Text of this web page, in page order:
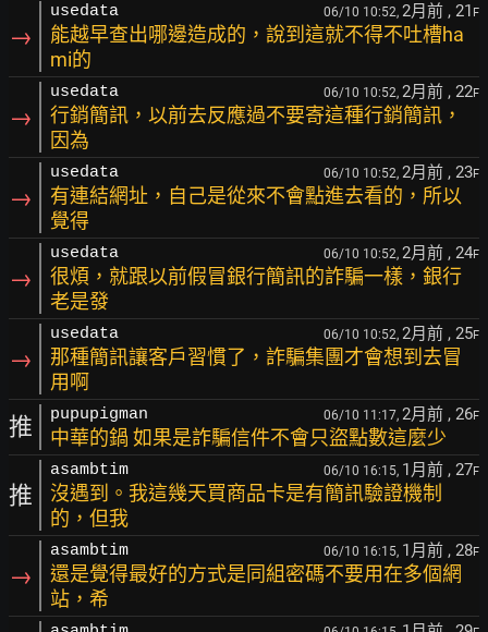
→
usedata 06/10 10:52, 2月前 , 21 F
能越早查出哪邊造成的，說到這就不得不吐槽ha
mi的
→
usedata 06/10 10:52, 2月前 , 22F
行銷簡訊，以前去反應過不要寄這種行銷簡訊，
因為
→
usedata 06/10 10:52, 2月前 , 23F
有連結網址，自己是從來不會點進去看的，所以
覺得
→
usedata 06/10 10:52, 2月前 , 24F
很煩，就跟以前假冒銀行簡訊的詐騙一樣，銀行
老是發
→
usedata 06/10 10:52, 2月前 , 25F
那種簡訊讓客戶習慣了，詐騙集團才會想到去冒
用啊
推 pupupigman 06/10 11:17, 2月前 , 26F
中華的鍋 如果是詐騙信件不會只盜點數這麼少
推
asambtim 06/10 16:15, 1月前 , 27F
沒遇到。我這幾天買商品卡是有簡訊驗證機制
的，但我
→
asambtim 06/10 16:15, 1月前 , 28F
還是覺得最好的方式是同組密碼不要用在多個網
站，希